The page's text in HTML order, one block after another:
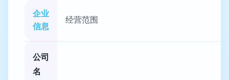
企业
信息
经营范围
公司
名